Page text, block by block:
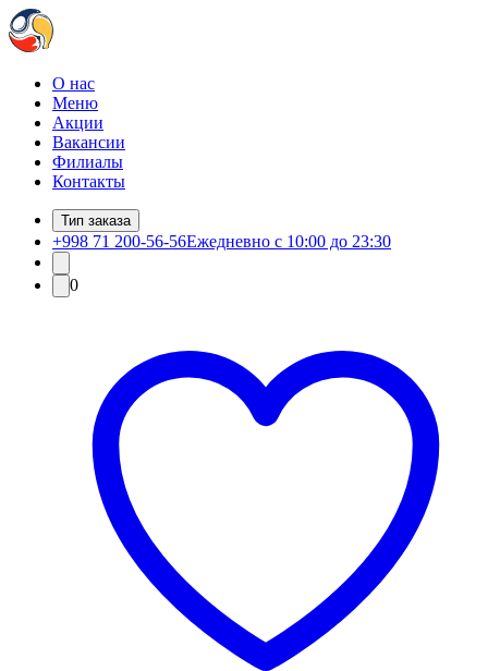
О нас
Меню
Акции
Вакансии
Филиалы
Контакты
Тип заказа
+998 71 200-56-56Ежедневно с 10:00 до 23:30
0